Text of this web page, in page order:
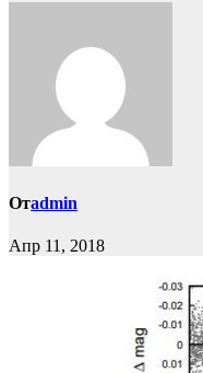
Отadmin
Апр 11, 2018